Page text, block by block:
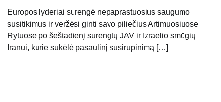
Europos lyderiai surengė nepaprastuosius saugumo
susitikimus ir veržėsi ginti savo piliečius Artimuosiuose
Rytuose po šeštadienį surengtų JAV ir Izraelio smūgių
Iranui, kurie sukėlė pasaulinį susirūpinimą […]